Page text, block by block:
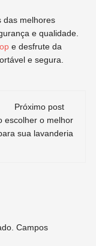
das melhores
e qualidade.
e desfrute da
e segura.
Próximo post
escolher o melhor
sua lavanderia
Campos